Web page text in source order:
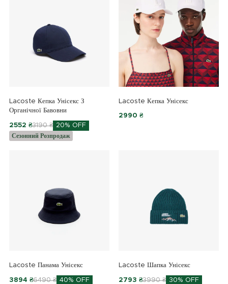
Lacoste Кепка Унісекс З
Органічної Бавовни
2552 ₴3190 ₴ 20% OFF
Сезонний Розпродаж
Lacoste Кепка Унісекс
2990 ₴
Lacoste Панама Унісекс
3894 ₴6490 ₴ 40% OFF
Lacoste Шапка Унісекс
2793 ₴3990 ₴ 30% OFF